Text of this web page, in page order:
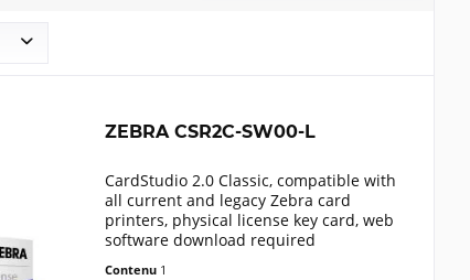
ZEBRA CSR2C-SW00-L
CardStudio 2.0 Classic, compatible with
all current and legacy Zebra card
printers, physical license key card, web
software download required
Contenu 1